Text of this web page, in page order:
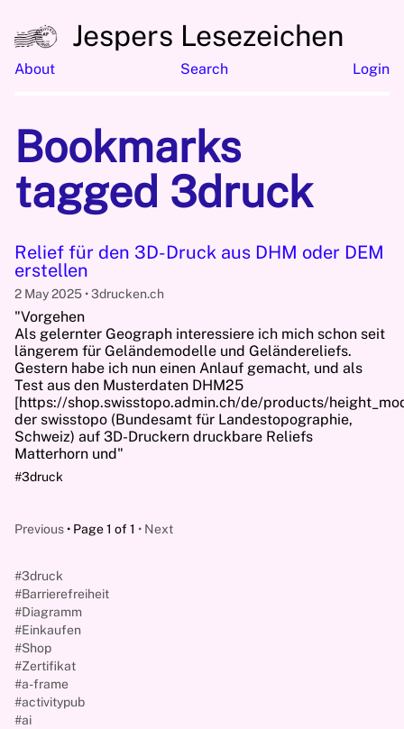
Jespers Lesezeichen
About Search Login
Bookmarks
tagged 3druck
Relief für den 3D-Druck aus DHM oder DEM
erstellen
2 May 2025 3drucken.ch
"Vorgehen
Als gelernter Geograph interessiere ich mich schon seit
längerem für Geländemodelle und Geländereliefs.
Gestern habe ich nun einen Anlauf gemacht, und als
Test aus den Musterdaten DHM25
[https://shop.swisstopo.admin.ch/de/products/
der swisstopo (Bundesamt für Landestopographie,
Schweiz) auf 3D-Druckern druckbare Reliefs
Matterhorn und"
#3druck
Previous Page 1 of 1 Next
#3druck
#Barrierefreiheit
#Diagramm
#Einkaufen
#Shop
#Zertifikat
#a-frame
#activitypub
#ai